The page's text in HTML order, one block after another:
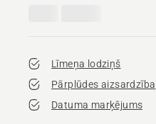
Līmeņa lodziņš
Pārplūdes aizsardzība
Datuma marķējums